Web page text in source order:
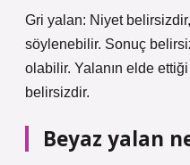
Gri yalan: Niyet
söylenebilir. Sonuç
olabilir. Yalanın elde
belirsizdir.
Beyaz yalan